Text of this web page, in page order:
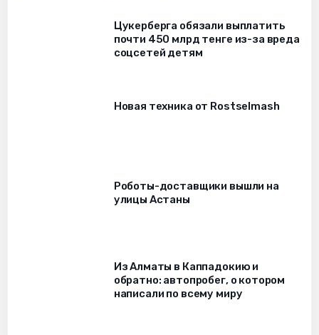
Цукерберга обязали выплатить
почти 450 млрд тенге из-за вреда
соцсетей детям
Новая техника от Rostselmash
Роботы-доставщики вышли на
улицы Астаны
Из Алматы в Каппадокию и
обратно: автопробег, о котором
написали по всему миру